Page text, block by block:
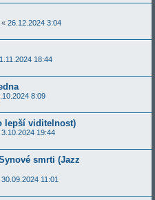
« 26.12.2024 3:04
18:44
8:09
lepší viditelnost)
3.10.2024 19:44
smrti (Jazz
30.09.2024 11:01